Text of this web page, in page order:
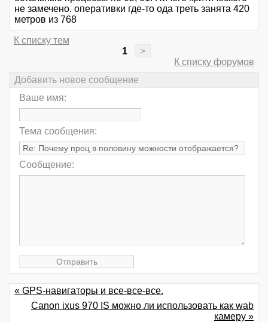
не замечено. оперативки где-то ода треть занята 420
метров из 768
К списку тем
1
>
К списку форумов
Добавить новое сообщение
Ваше имя:
Тема сообщения:
Сообщение:
« GPS-навигаторы и все-все-все.
Canon ixus 970 IS можно ли использовать как wab
камеру »